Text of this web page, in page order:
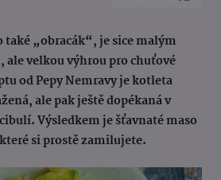
také „obracák“, je sice malým
ale velkou výhrou pro chuťové
od Pepy Nemravy je kotleta
ale pak ještě dopékaná v
Výsledkem je šťavnaté maso
si prostě zamilujete.